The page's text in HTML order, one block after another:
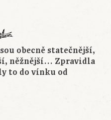
obecně statečnější,
něžnější… Zpravidla
to do vínku od